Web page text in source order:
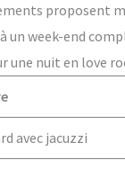
proposent
un week-end
une nuit en love
avec jacuzzi